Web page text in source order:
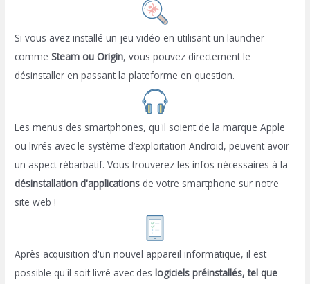
Si vous avez installé un jeu vidéo en utilisant un launcher
commeSteam ou Origin, vous pouvez directement le
désinstaller en passant la plateforme en question.
Les menus des smartphones, qu'il soient de la marque Apple
ou livrés avec le système d’exploitation Android, peuvent avoir
un aspect rébarbatif. Vous trouverez les infos nécessaires à la
désinstallation d'applications de votre smartphone sur notre
site web !
Après acquisition d'un nouvel appareil informatique, il est
possible qu'il soit livré avec des logiciels préinstallés, tel que